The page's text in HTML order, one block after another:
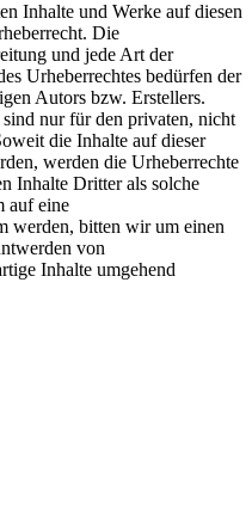
Inhalte und Werke auf diesen
Die
und jede Art der
Urheberrechtes bedürfen der
Autors bzw. Erstellers.
nur für den privaten, nicht
die Inhalte auf dieser
werden die Urheberrechte
Inhalte Dritter als solche
auf eine
werden, bitten wir um einen
von
Inhalte umgehend